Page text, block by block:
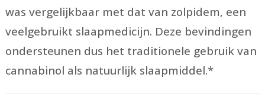
was vergelijkbaar met dat van zolpidem, een
veelgebruikt slaapmedicijn. Deze bevindingen
ondersteunen dus het traditionele gebruik van
cannabinol als natuurlijk slaapmiddel.*